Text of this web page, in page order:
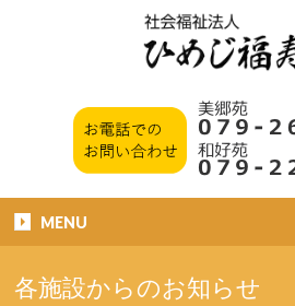
MENU
各施設からのお知らせ